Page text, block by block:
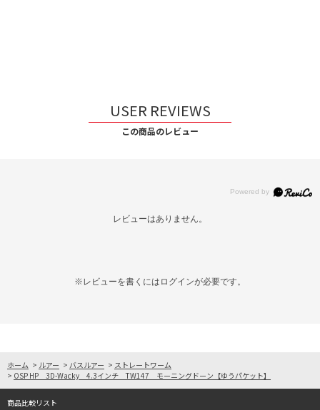
USER REVIEWS
この商品のレビュー
レビューはありません。
※レビューを書くには ログインが必要です。
ホーム > ルアー > バスルアー > ストレートワーム
> OSP HP 3D-Wacky 4.3インチ TW147 モーニングドーン【ゆうパケット】
商品比較リスト